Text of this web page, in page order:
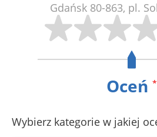
Gdańsk 80-863, pl.
Oceń *
Wybierz kategorie w jakiej